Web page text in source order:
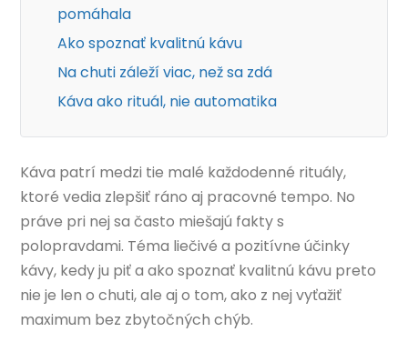
pomáhala
Ako spoznať kvalitnú kávu
Na chuti záleží viac, než sa zdá
Káva ako rituál, nie automatika
Káva patrí medzi tie malé každodenné rituály,
ktoré vedia zlepšiť ráno aj pracovné tempo. No
práve pri nej sa často miešajú fakty s
polopravdami. Téma liečivé a pozitívne účinky
kávy, kedy ju piť a ako spoznať kvalitnú kávu preto
nie je len o chuti, ale aj o tom, ako z nej vyťažiť
maximum bez zbytočných chýb.